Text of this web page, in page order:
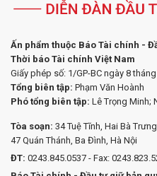
Ấn phẩm thuộc Báo Tài chính -
Thời báo Tài chính Việt Nam
Giấy phép số: 1/GP-BC ngày 8
Tổng biên tập: Phạm Văn Hoành
Phó tổng biên tập: Lê Trọng Minh;
Tòa soạn: 34 Tuệ Tĩnh, Hai Bà
47 Quán Thánh, Ba Đình, Hà Nội
ĐT: 0243.845.0537 - Fax: